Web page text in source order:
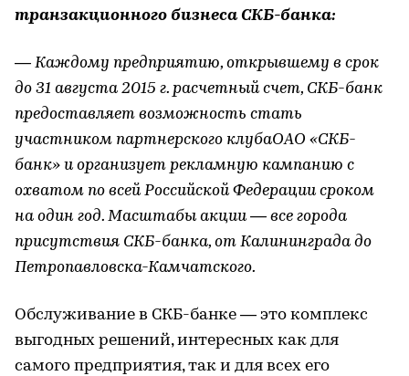
транзакционного бизнеса СКБ-банка:
— Каждому предприятию, открывшему в срок
до 31 августа 2015 г. расчетный счет, СКБ-банк
предоставляет возможность стать
участником партнерского клубаОАО «СКБ-
банк» и организует рекламную кампанию с
охватом по всей Российской Федерации сроком
на один год. Масштабы акции — все города
присутствия СКБ-банка, от Калининграда до
Петропавловска-Камчатского.
Обслуживание в СКБ-банке — это комплекс
выгодных решений, интересных как для
самого предприятия, так и для всех его